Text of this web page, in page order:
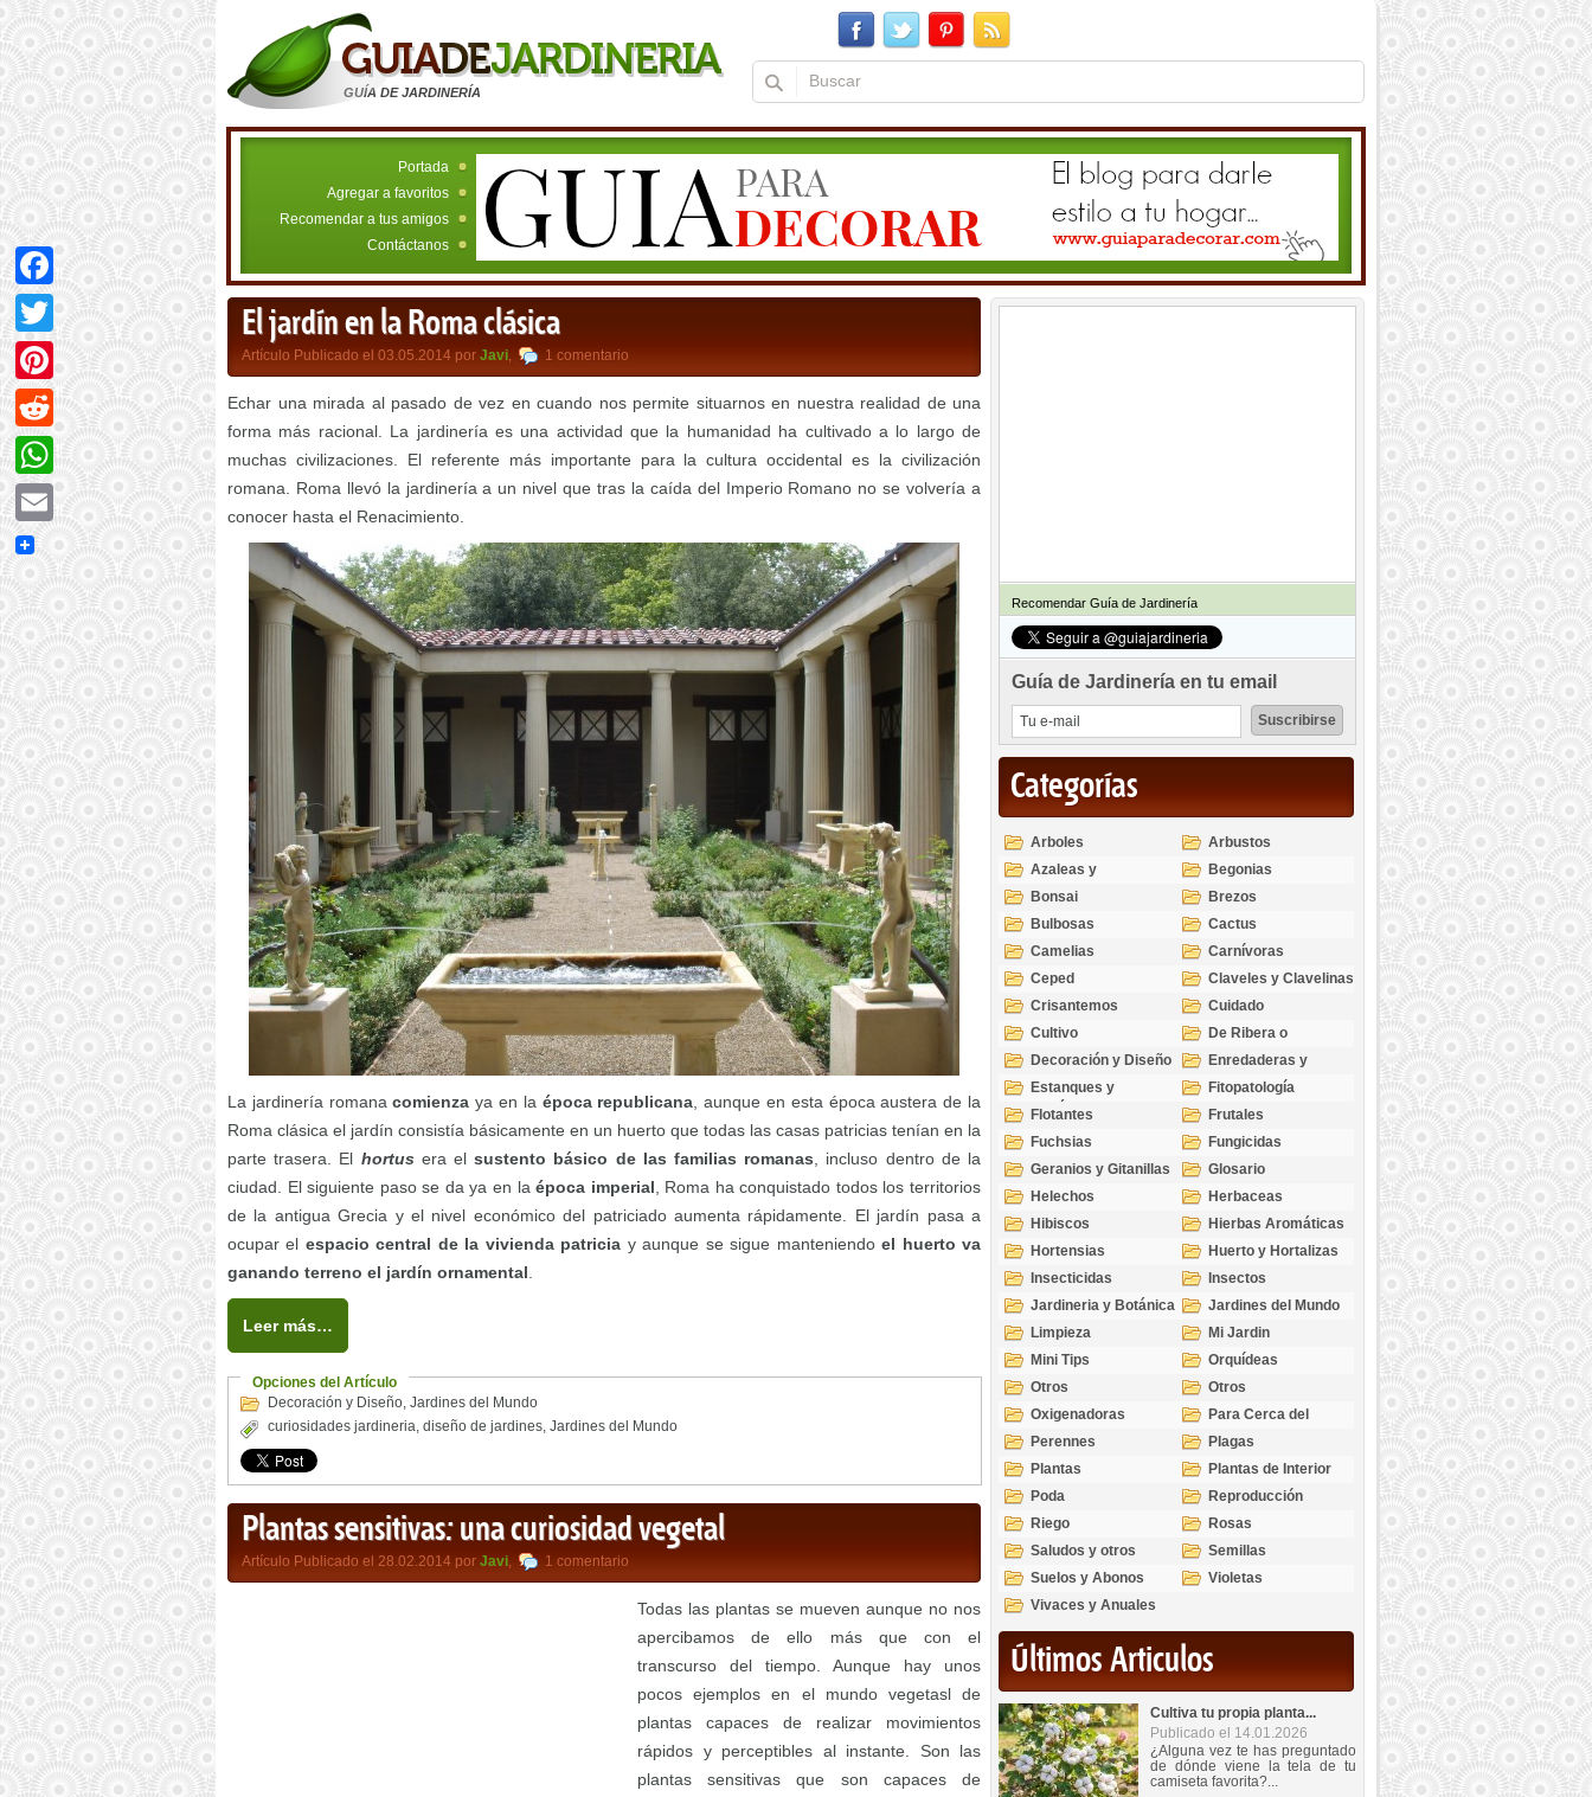
GUÍA DE JARDINERÍA
Portada
Agregar a favoritos
Recomendar a tus amigos
Contáctanos
El jardín en la Roma clásica
Artículo Publicado el 03.05.2014 por Javi, 1 comentario
Echar una mirada al pasado de vez en cuando nos permite situarnos en nuestra realidad de una
forma más racional. La jardinería es una actividad que la humanidad ha cultivado a lo largo de
muchas civilizaciones. El referente más importante para la cultura occidental es la civilización
romana. Roma llevó la jardinería a un nivel que tras la caída del Imperio Romano no se volvería a
conocer hasta el Renacimiento.
La jardinería romanacomienza ya en la época republicana , aunque en esta época austera de la
Roma clásica el jardín consistía básicamente en un huerto que todas las casas patricias tenían en la
parte trasera. El hortus era elsustento básico de las familias romanas , incluso dentro de la
ciudad. El siguiente paso se da ya en laépoca imperial , Roma ha conquistado todos los territorios
de la antigua Grecia y el nivel económico del patriciado aumenta rápidamente. El jardín pasa a
ocupar el espacio central de la vivienda patricia y aunque se sigue manteniendoel huerto va
ganando terreno el jardín ornamental
Leer más…
Opciones del Artículo
Decoración y Diseño, Jardines del Mundo
curiosidades jardineria, diseño de jardines, Jardines del Mundo
Plantas sensitivas: una curiosidad vegetal
Artículo Publicado el 28.02.2014 por Javi, 1 comentario
Todas las plantas se mueven aunque no nos
apercibamos de ello más que con el
transcurso del tiempo. Aunque hay unos
pocos ejemplos en el mundo vegetasl de
plantas capaces de realizar movimientos
rápidos y perceptibles al instante. Son las
plantas sensitivas que son capaces de
Recomendar Guía de Jardinería
Guía de Jardinería en tu email
Categorías
Arboles
Arbustos
Azaleas y
Rododendros
Begonias
Bonsai
Brezos
Bulbosas
Cactus
Camelias
Carnívoras
Ceped
Claveles y Clavelinas
Crisantemos
Cuidado
Cultivo
De Ribera o
Palustres
Decoración y Diseño
Enredaderas y
cubresuelos
Estanques y
Acuáticas
Fitopatología
Flotantes
Frutales
Fuchsias
Fungicidas
Geranios y Gitanillas
Glosario
Helechos
Herbaceas
Hibiscos
Hierbas Aromáticas
Hortensias
Huerto y Hortalizas
Insecticidas
Insectos
Jardineria y Botánica
Jardines del Mundo
Limpieza
Mi Jardin
Mini Tips
Orquídeas
Otros
Otros
Oxigenadoras
Para Cerca del
Estanque
Perennes
Plagas
Plantas
Plantas de Interior
Poda
Reproducción
Riego
Rosas
Saludos y otros
temas
Semillas
Suelos y Abonos
Violetas
Vivaces y Anuales
Últimos Articulos
Cultiva tu propia planta...
Publicado el 14.01.2026
¿Alguna vez te has preguntado
de dónde viene la tela de tu
camiseta favorita?...
Facebook
Twitter
Pinterest
Reddit
WhatsApp
Email